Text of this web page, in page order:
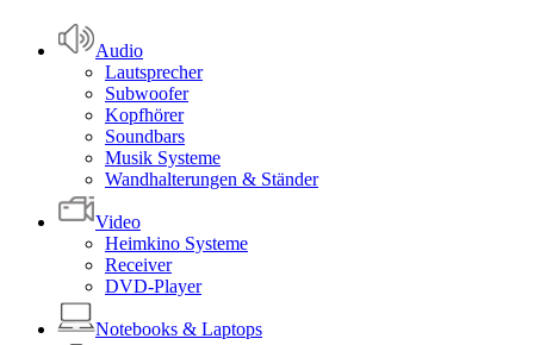
Audio
Lautsprecher
Subwoofer
Kopfhörer
Soundbars
Musik Systeme
Wandhalterungen & Ständer
Video
Heimkino Systeme
Receiver
DVD-Player
Notebooks & Laptops